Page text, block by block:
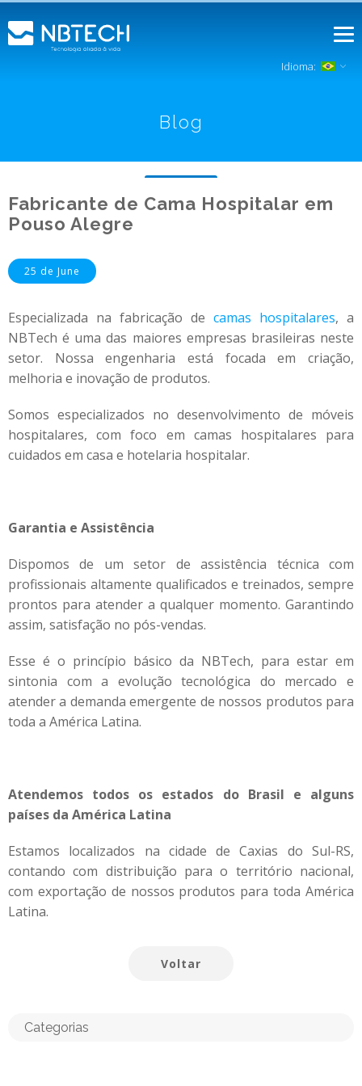
Idioma:
Blog
Fabricante de Cama Hospitalar em
Pouso Alegre
25 de June
Especializada na fabricação de camas hospitalares, a
NBTech é uma das maiores empresas brasileiras neste
setor. Nossa engenharia está focada em criação,
melhoria e inovação de produtos.
Somos especializados no desenvolvimento de móveis
hospitalares, com foco em camas hospitalares para
cuidados em casa e hotelaria hospitalar.
Garantia e Assistência
Dispomos de um setor de assistência técnica com
profissionais altamente qualificados e treinados, sempre
prontos para atender a qualquer momento. Garantindo
assim, satisfação no pós-vendas.
Esse é o princípio básico da NBTech, para estar em
sintonia com a evolução tecnológica do mercado e
atender a demanda emergente de nossos produtos para
toda a América Latina.
Atendemos todos os estados do Brasil e alguns
países da América Latina
Estamos localizados na cidade de Caxias do Sul-RS,
contando com distribuição para o território nacional,
com exportação de nossos produtos para toda América
Latina.
Voltar
Categorias